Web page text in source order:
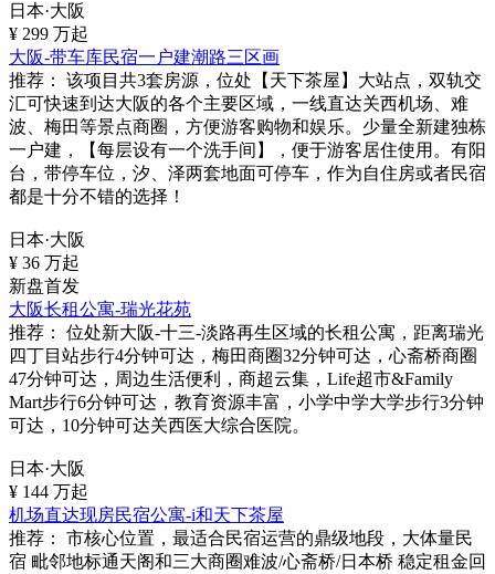
日本·大阪
¥ 299 万起
大阪-带车库民宿一户建潮路三区画
推荐：
该项目共3套房源，位处【天下茶屋】大站点，双轨交
汇可快速到达大阪的各个主要区域，一线直达关西机场、难
波、梅田等景点商圈，方便游客购物和娱乐。少量全新建独栋
一户建，【每层设有一个洗手间】，便于游客居住使用。有阳
台，带停车位，汐、泽两套地面可停车，作为自住房或者民宿
都是十分不错的选择！
日本·大阪
¥ 36 万起
新盘首发
大阪长租公寓-瑞光花苑
推荐：
位处新大阪-十三-淡路再生区域的长租公寓，距离瑞光
四丁目站步行4分钟可达，梅田商圈32分钟可达，心斋桥商圈
47分钟可达，周边生活便利，商超云集，Life超市&Family
Mart步行6分钟可达，教育资源丰富，小学中学大学步行3分钟
可达，10分钟可达关西医大综合医院。
日本·大阪
¥ 144 万起
机场直达现房民宿公寓-i和天下茶屋
推荐：
市核心位置，最适合民宿运营的鼎级地段，大体量民
宿 毗邻地标通天阁和三大商圈难波/心斋桥/日本桥 稳定租金回